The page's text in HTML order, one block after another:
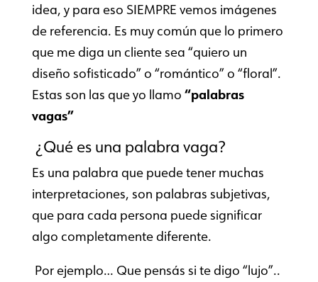
idea, y para eso SIEMPRE vemos imágenes
de referencia. Es muy común que lo primero
que me diga un cliente sea “quiero un
diseño sofisticado” o “romántico” o “floral”.
Estas son las que yo llamo “palabras
vagas”
¿Qué es una palabra vaga?
Es una palabra que puede tener muchas
interpretaciones, son palabras subjetivas,
que para cada persona puede significar
algo completamente diferente.
Por ejemplo… Que pensás si te digo “lujo”..